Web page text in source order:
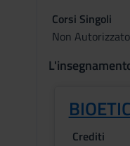
Corsi Singoli
Non Autorizzato
Crediti